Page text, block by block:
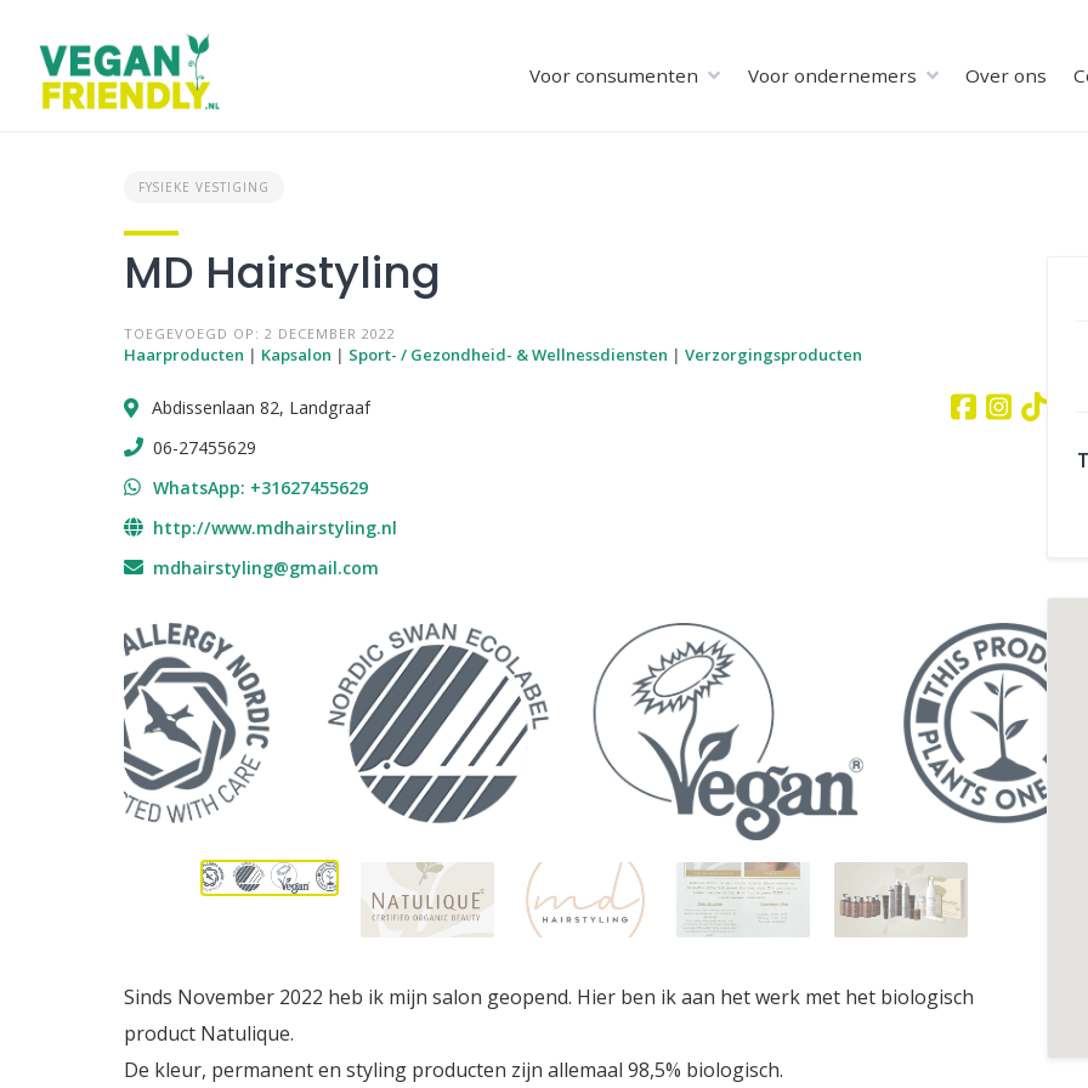
content
Voor consumenten Voor ondernemers Over ons
FYSIEKE VESTIGING
MD Hairstyling
TOEGEVOEGD OP: 2 DECEMBER 2022
Haarproducten | Kapsalon | Sport- / Gezondheid- & Wellnessdiensten | Verzorgingsproducten
Abdissenlaan 82, Landgraaf
06-27455629
WhatsApp: +31627455629
http://www.mdhairstyling.nl
mdhairstyling@gmail.com
Sinds November 2022 heb ik mijn salon geopend. Hier ben ik aan het werk met het biologisch
product Natulique.
De kleur, permanent en styling producten zijn allemaal 98,5% biologisch.